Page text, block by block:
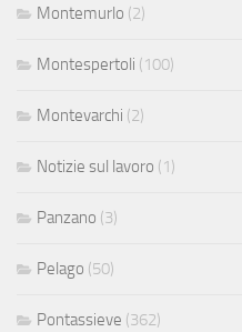
Montemurlo (2)
Montespertoli (100)
Montevarchi (2)
Notizie sul lavoro (1)
Panzano (3)
Pelago (50)
Pontassieve (362)